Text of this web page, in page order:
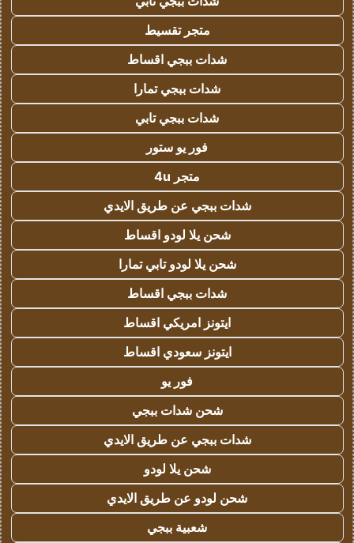
متجر تقسيط
شدات ببجي اقساط
شدات ببجي تمارا
شدات ببجي تابي
فور يو ستور
متجر 4u
شدات ببجي عن طريق الايدي
شحن يلا لودو اقساط
شحن يلا لودو تابي تمارا
شدات ببجي اقساط
ايتونز امريكي اقساط
ايتونز سعودي اقساط
فور يو
شحن شدات ببجي
شدات ببجي عن طريق الايدي
شحن يلا لودو
شحن لودو عن طريق الايدي
شعبية ببجي